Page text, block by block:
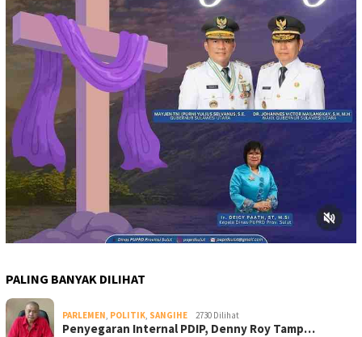
PALING BANYAK DILIHAT
PARLEMEN POLITIK SANGIHE 2730 Dilihat
Penyegaran Internal PDIP, Denny Roy Tamp…